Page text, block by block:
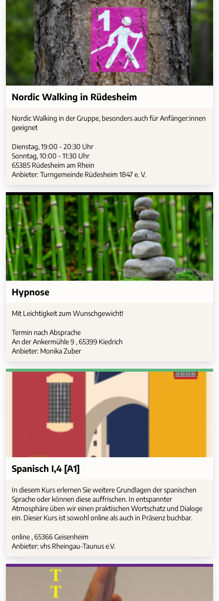
Nordic Walking in Rüdesheim
Nordic Walking in der Gruppe, besonders auch für Anfänger:innen
geeignet
Dienstag, 19:00 - 20:30 Uhr
Sonntag, 10:00 - 11:30 Uhr
65385 Rüdesheim am Rhein
Anbieter: Turngemeinde Rüdesheim 1847 e. V.
Hypnose
Mit Leichtigkeit zum Wunschgewicht!
Termin nach Absprache
An der Ankermühle 9 , 65399 Kiedrich
Anbieter: Monika Zuber
Spanisch I,4 [A1]
In diesem Kurs erlernen Sie weitere Grundlagen der spanischen
Sprache oder können diese auffrischen. In entspannter
Atmosphäre üben wir einen praktischen Wortschatz und Dialoge
ein. Dieser Kurs ist sowohl online als auch in Präsenz buchbar.
online , 65366 Geisenheim
Anbieter: vhs Rheingau-Taunus e.V.